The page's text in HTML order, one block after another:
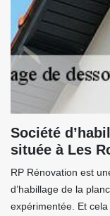
Société
située à Les
RP Rénovation est
d’habillage de la
expérimentée. Et